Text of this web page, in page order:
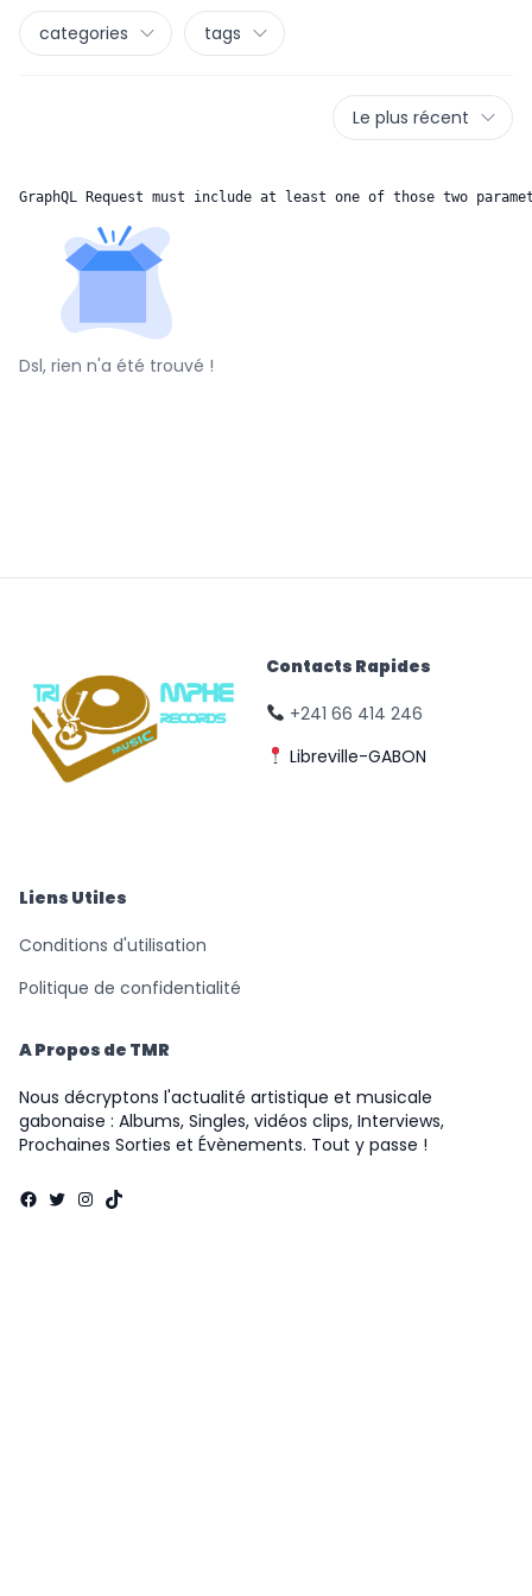
categories tags
Le plus récent
GraphQL Request must include at least one of those two
Dsl, rien n'a été trouvé !
Contacts Rapides
+241 66 414 246
Libreville-GABON
Liens Utiles
Conditions d'utilisation
Politique de confidentialité
A Propos de TMR
Nous décryptons l'actualité artistique et musicale
gabonaise : Albums, Singles, vidéos clips, Interviews,
Prochaines Sorties et Évènements. Tout y passe !
Facebook
Twitter
Instagram
TikTok